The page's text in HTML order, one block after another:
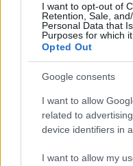
I want to opt-out of
Retention, Sale,
Personal Data that
Purposes for which
Opted Out
Google consents
I want to allow
related to
device identifiers in
I want to allow my